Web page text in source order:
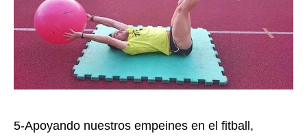
5-Apoyando nuestros empeines en el fitball,